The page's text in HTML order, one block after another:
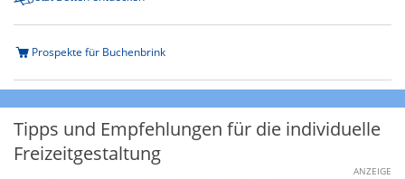
Prospekte für Buchenbrink
Tipps und Empfehlungen für die individuelle
Freizeitgestaltung
ANZEIGE